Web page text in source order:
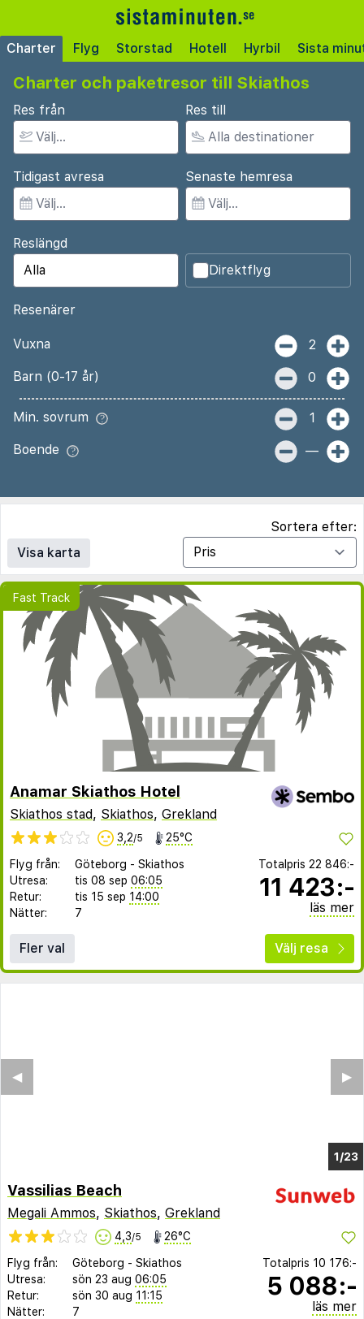
Charter Flyg Storstad Hotell Hyrbil Sista
Charter och paketresor till Skiathos
Res från Res till
Tidigast avresa Senaste hemresa
Reslängd
Direktflyg
Resenärer
Vuxna 2
Barn (0-17 år) 0
Min. sovrum 1
Boende —
Visa karta
Sortera efter:
Anamar Skiathos Hotel
Skiathos stad, Skiathos, Grekland
3,2/5 25°C
Flyg från: Göteborg - Skiathos
Utresa:
tis 08 sep 06:05
Retur:
tis 15 sep 14:00
Nätter:
7
Totalpris 22 846:-
11 423:-
läs mer
Fler val Välj resa
1/23
▶︎
◀︎
Vassilias Beach
Megali Ammos, Skiathos, Grekland
4,3/5 26°C
Flyg från: Göteborg - Skiathos
Utresa:
sön 23 aug 06:05
Retur:
sön 30 aug 11:15
Nätter:
7
Totalpris 10 176:-
5 088:-
läs mer